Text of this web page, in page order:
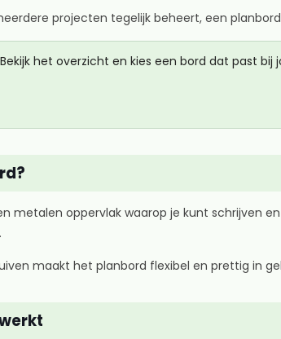
projecten tegelijk beheert, een
het overzicht en kies een bord dat past bij
metalen oppervlak waarop je kunt schrijven
maakt het planbord flexibel en prettig in